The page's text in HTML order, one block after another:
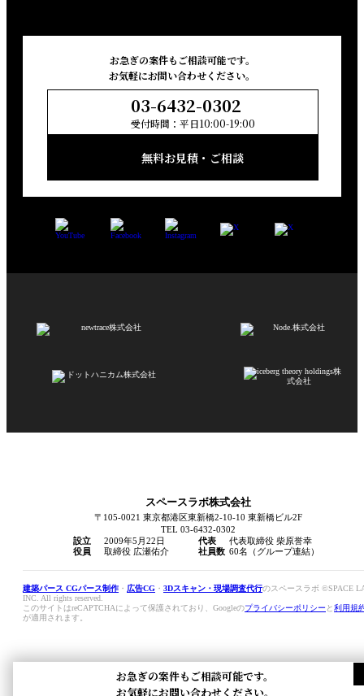
お急ぎの案件もご相談可能です。
お気軽にお問い合わせください。
お急ぎの案件もご相談可能です。
お気軽にお問い合わせください。
03-6432-0302
受付時間：平日10:00-19:00
無料お見積・ご相談
スペースラボ株式会社
〒105-0021 東京都港区東新橋2-10-10 東新橋ビル2F
TEL 03-6432-0302
設立
2009年5月22日 代表
代表取締役 柴原誉幸
役員
取締役 広瀬佑介 社員数 60名（グループ連結）
建築パース CGパース制作 ・ 広告CG ・ 3Dスキャン・現場調査代行のスペースラボ ©SPACE
INC. All rights reserved.
このサイトはreCAPTCHAによって保護されており、Googleのプライバシーポリシー と利用規
が適用されます。